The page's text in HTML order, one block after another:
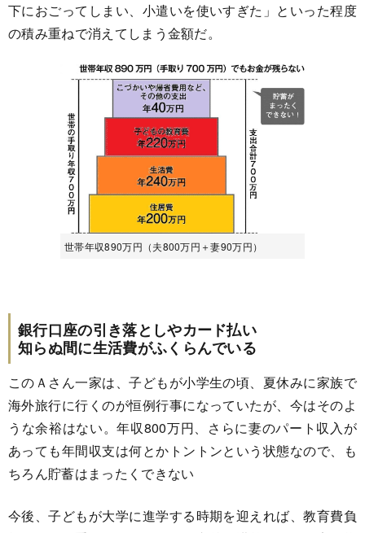
下におごってしまい、小遣いを使いすぎた」といった程度
の積み重ねで消えてしまう金額だ。
世帯年収890万円（夫800万円＋妻90万円）
銀行口座の引き落としやカード払い
知らぬ間に生活費がふくらんでいる
このＡさん一家は、子どもが小学生の頃、夏休みに家族で
海外旅行に行くのが恒例行事になっていたが、今はそのよ
うな余裕はない。年収800万円、さらに妻のパート収入が
あっても年間収支は何とかトントンという状態なので、も
ちろん貯蓄はまったくできない
今後、子どもが大学に進学する時期を迎えれば、教育費負